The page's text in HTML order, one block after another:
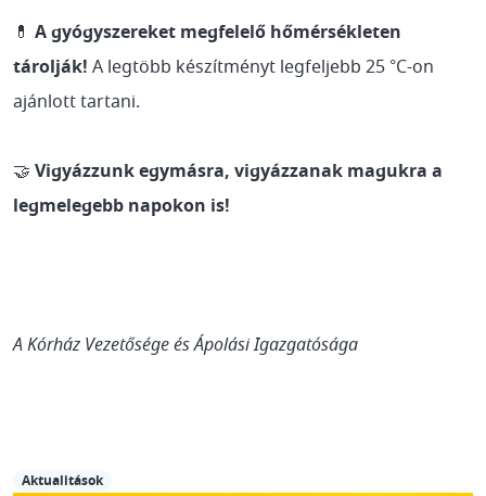
💊 A gyógyszereket megfelelő hőmérsékleten
tárolják! A legtöbb készítményt legfeljebb 25 °C-on
ajánlott tartani.
🤝 Vigyázzunk egymásra, vigyázzanak magukra a
legmelegebb napokon is!
A Kórház Vezetősége és Ápolási Igazgatósága
Aktualitások